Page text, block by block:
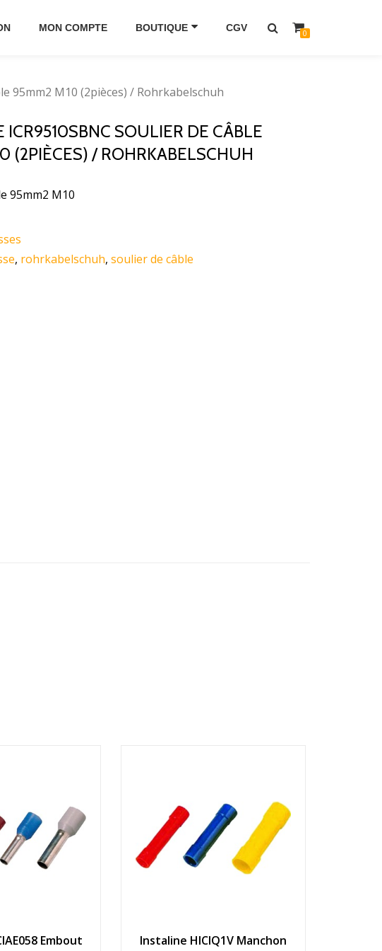
MON COMPTE BOUTIQUE CGV 0
95mm2 M10 (2pièces) / Rohrkabelschuh
ICR9510SBNC SOULIER DE CÂBLE
(2PIÈCES) / ROHRKABELSCHUH
95mm2 M10
, rohrkabelschuh, soulier de câble
Embout
Instaline HICIQ1V Manchon